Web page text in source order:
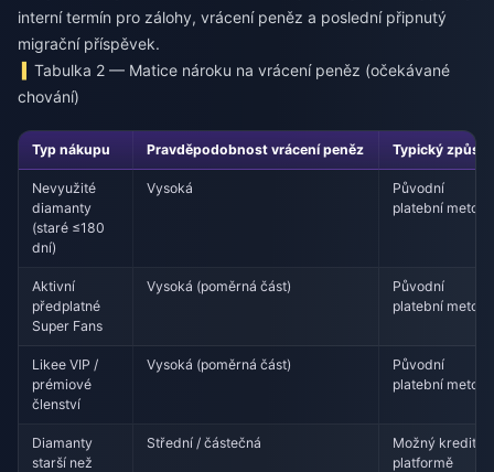
interní termín pro zálohy, vrácení peněz a poslední připnutý
migrační příspěvek.
Tabulka 2 — Matice nároku na vrácení peněz (očekávané
chování)
Typ nákupu Pravděpodobnost vrácení peněz Typický
Nevyužité
diamanty
(staré ≤180
dní)
Vysoká
Původní
platební
Aktivní
předplatné
Super Fans
Vysoká (poměrná část)
Původní
platební
Likee VIP /
prémiové
členství
Vysoká (poměrná část)
Původní
platební
Diamanty
starší než
Střední / částečná
Možný kredit
platformě